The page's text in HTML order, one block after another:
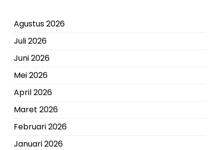
Agustus 2026
Juli 2026
Juni 2026
Mei 2026
April 2026
Maret 2026
Februari 2026
Januari 2026